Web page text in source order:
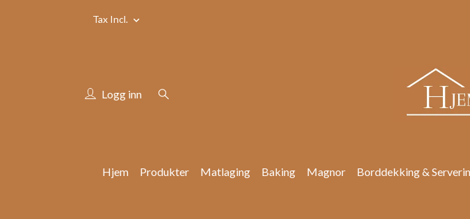
Tax Incl.
Logg inn
Hjem Produkter Matlaging Baking Magnor Borddekking &